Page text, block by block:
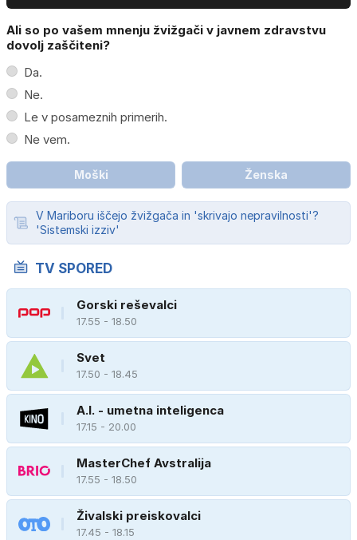
Ali so po vašem mnenju žvižgači v javnem zdravstvu
dovolj zaščiteni?
Da.
Ne.
Le v posameznih primerih.
Ne vem.
Moški Ženska
V Mariboru iščejo žvižgača in 'skrivajo nepravilnosti'?
'Sistemski izziv'
TV SPORED
Gorski reševalci
17.55 - 18.50
Svet
17.50 - 18.45
A.I. - umetna inteligenca
17.15 - 20.00
MasterChef Avstralija
17.55 - 18.50
Živalski preiskovalci
17.45 - 18.15